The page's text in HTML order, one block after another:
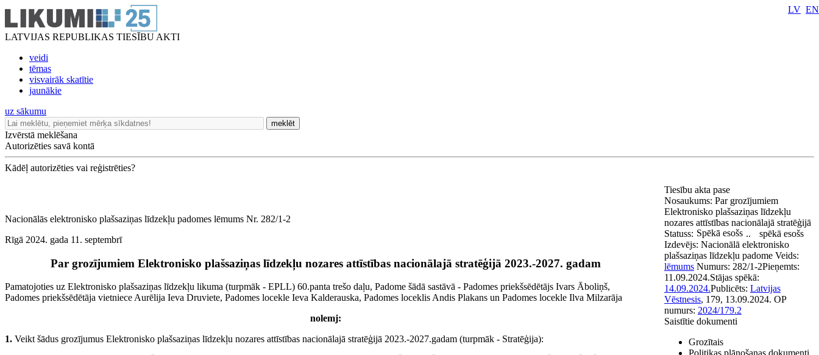
LATVIJAS REPUBLIKAS TIESĪBU AKTI
veidi
tēmas
visvairāk skatītie
jaunākie
LV EN
uz sākumu
meklēt
Izvērstā meklēšana
Autorizēties savā kontā
Kādēļ autorizēties vai reģistrēties?
Nacionālās elektronisko plašsaziņas līdzekļu padomes lēmums Nr. 282/1-2
Rīgā 2024. gada 11. septembrī
Par grozījumiem Elektronisko plašsaziņas līdzekļu nozares attīstības nacionālajā stratēģijā 2023.-2027. gadam
Pamatojoties uz Elektronisko plašsaziņas līdzekļu likuma (turpmāk - EPLL) 60.panta trešo daļu, Padome šādā sastāvā - Padomes priekšsēdētājs Ivars Āboliņš,
Padomes priekšsēdētāja vietniece Aurēlija Ieva Druviete, Padomes locekle Ieva Kalderauska, Padomes loceklis Andis Plakans un Padomes locekle Ilva Milzarāja
nolemj:
1. Veikt šādus grozījumus Elektronisko plašsaziņas līdzekļu nozares attīstības nacionālajā stratēģijā 2023.-2027.gadam (turpmāk - Stratēģija):
Tiesību akta pase
Nosaukums: Par grozījumiem
Elektronisko plašsaziņas līdzekļu
nozares attīstības nacionālajā stratēģijā
..
Statuss: Spēkā esošs
spēkā esošs
Izdevējs: Nacionālā elektronisko
plašsaziņas līdzekļu padome Veids:
lēmums Numurs: 282/1-2Pieņemts:
11.09.2024.Stājas spēkā:
14.09.2024.Publicēts: Latvijas
Vēstnesis, 179, 13.09.2024. OP
numurs: 2024/179.2
Saistītie dokumenti
Grozītais
Politikas plānošanas dokumenti